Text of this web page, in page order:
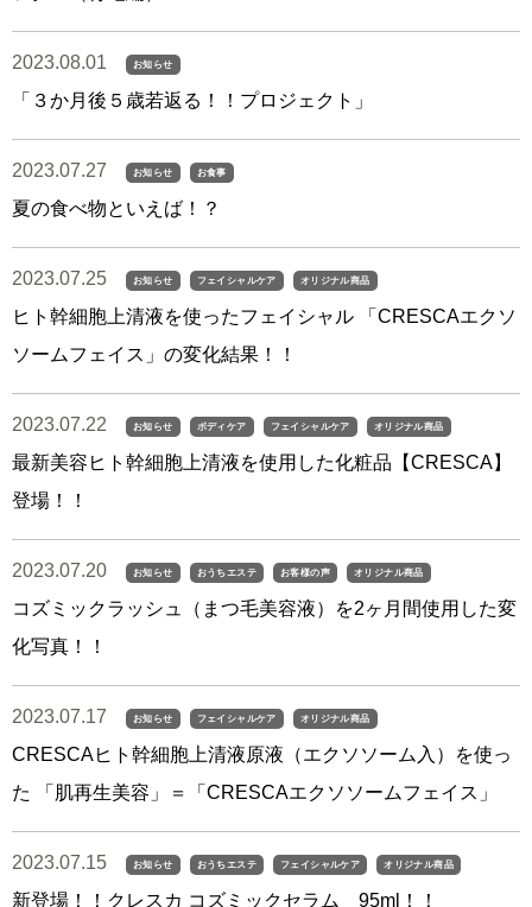
2023.08.01 お知らせ
「３か月後５歳若返る！！プロジェクト」
2023.07.27 お知らせ お食事
夏の食べ物といえば！？
2023.07.25 お知らせ フェイシャルケア オリジナル商品
ヒト幹細胞上清液を使ったフェイシャル 「CRESCAエクソ
ソームフェイス」の変化結果！！
2023.07.22 お知らせ ボディケア フェイシャルケア オリジナル商品
最新美容ヒト幹細胞上清液を使用した化粧品【CRESCA】
登場！！
2023.07.20 お知らせ おうちエステ お客様の声 オリジナル商品
コズミックラッシュ（まつ毛美容液）を2ヶ月間使用した変
化写真！！
2023.07.17 お知らせ フェイシャルケア オリジナル商品
CRESCAヒト幹細胞上清液原液（エクソソーム入）を使っ
た 「肌再生美容」＝「CRESCAエクソソームフェイス」
2023.07.15 お知らせ おうちエステ フェイシャルケア オリジナル商品
新登場！！クレスカ コズミックセラム 95ml！！